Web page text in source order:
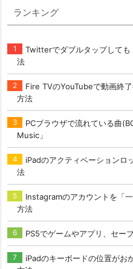
ランキング
Twitterでダブルタップしても
法
Fire TVのYouTubeで動画終
方法
PCブラウザで流れている曲
Music」
iPadのアクティベーションロ
法
Instagramのアカウントを「
方法
PS5でゲームやアプリ、セー
iPadのキーボードの位置がお